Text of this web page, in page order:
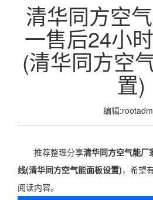
清华同方空
一售后24小
(清华同方空
置)
编辑
推荐整理分享清华同方空气能厂
线(清华同方空气能面板设置)，希望
阅读内容。